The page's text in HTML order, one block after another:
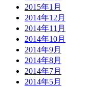
2015年1月
2014年12月
2014年11月
2014年10月
2014年9月
2014年8月
2014年7月
2014年5月